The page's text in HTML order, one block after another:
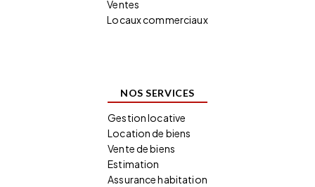
Ventes
Locaux commerciaux
NOS SERVICES
Gestion locative
Location de biens
Vente de biens
Estimation
Assurance habitation